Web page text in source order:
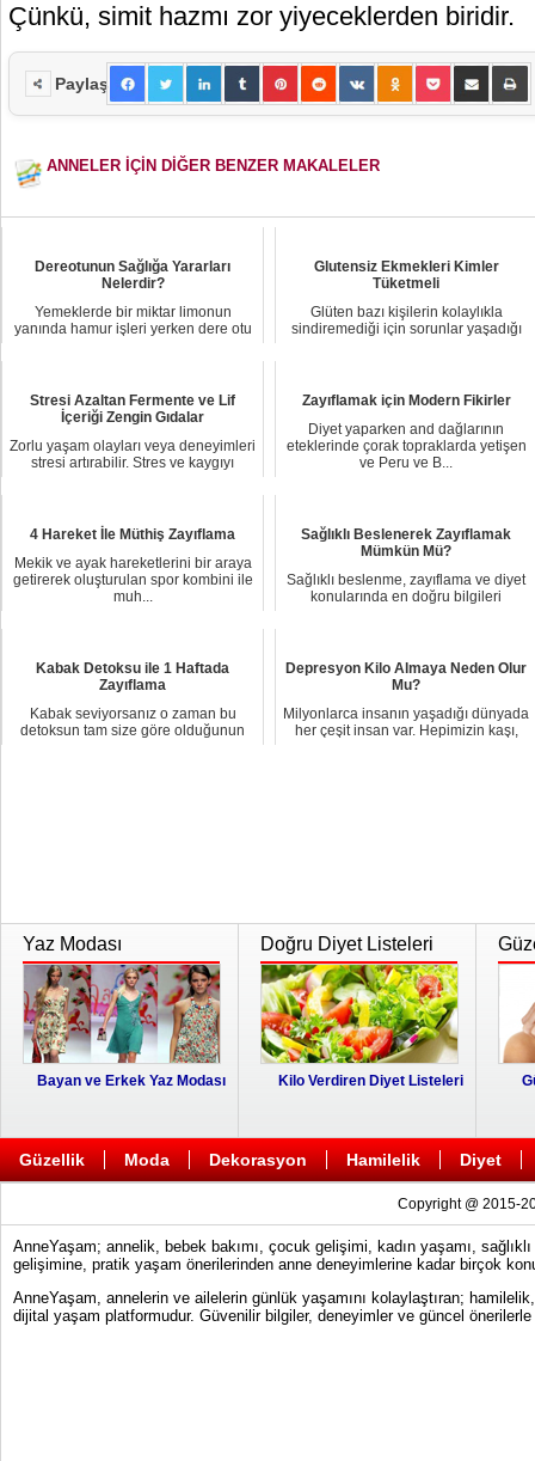
Çünkü, simit hazmı zor yiyeceklerden biridir.
Paylaş
ANNELER İÇİN DİĞER BENZER MAKALELER
Dereotunun Sağlığa Yararları
Nelerdir?
Yemeklerde bir miktar limonun
yanında hamur işleri yerken dere otu
Glutensiz Ekmekleri Kimler
Tüketmeli
Glüten bazı kişilerin kolaylıkla
sindiremediği için sorunlar yaşadığı
Stresi Azaltan Fermente ve Lif
İçeriği Zengin Gıdalar
Zorlu yaşam olayları veya deneyimleri
stresi artırabilir. Stres ve kaygıyı
Zayıflamak için Modern Fikirler
Diyet yaparken and dağlarının
eteklerinde çorak topraklarda yetişen
ve Peru ve B...
4 Hareket İle Müthiş Zayıflama
Mekik ve ayak hareketlerini bir araya
getirerek oluşturulan spor kombini ile
muh...
Sağlıklı Beslenerek Zayıflamak
Mümkün Mü?
Sağlıklı beslenme, zayıflama ve diyet
konularında en doğru bilgileri
Kabak Detoksu ile 1 Haftada
Zayıflama
Kabak seviyorsanız o zaman bu
detoksun tam size göre olduğunun
Depresyon Kilo Almaya Neden Olur
Mu?
Milyonlarca insanın yaşadığı dünyada
her çeşit insan var. Hepimizin kaşı,
Yaz Modası
Bayan ve Erkek Yaz Modası
Doğru Diyet Listeleri
Kilo Verdiren Diyet Listeleri
Güzellik Moda Dekorasyon Hamilelik Diyet
Copyright @ 2015-
AnneYaşam; annelik, bebek bakımı, çocuk gelişimi, kadın yaşamı,
gelişimine, pratik yaşam önerilerinden anne deneyimlerine kadar birçok
AnneYaşam, annelerin ve ailelerin günlük yaşamını kolaylaştıran;
dijital yaşam platformudur. Güvenilir bilgiler, deneyimler ve güncel